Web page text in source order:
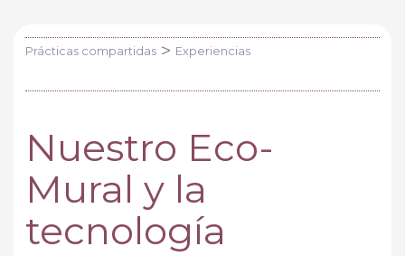
Prácticas compartidas> Experiencias
Nuestro Eco-
Mural y la
tecnología